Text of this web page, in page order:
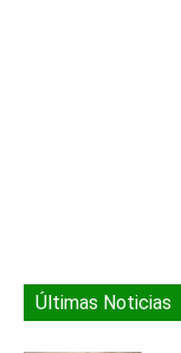
Últimas Noticias